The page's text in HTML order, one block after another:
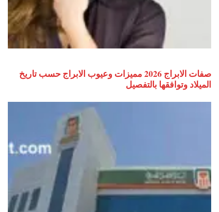
صفات الابراج 2026 مميزات وعيوب الابراج حسب تاريخ
الميلاد وتوافقها بالتفصيل